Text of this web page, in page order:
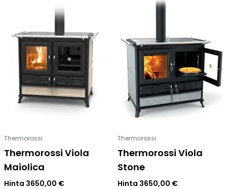
Thermorossi
Thermorossi Viola
Maiolica
Hinta 3650,00 €
Thermorossi
Thermorossi Viola
Stone
Hinta 3650,00 €